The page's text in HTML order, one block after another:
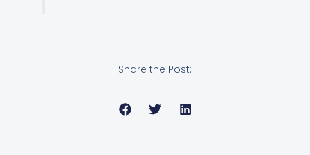
Share the Post: